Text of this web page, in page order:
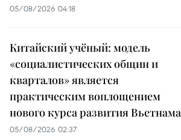
05/08/2026 04:18
Китайский учёный: модель
«социалистических общин и
кварталов» является
практическим воплощением
нового курса развития Вьетнама
05/08/2026 02:37